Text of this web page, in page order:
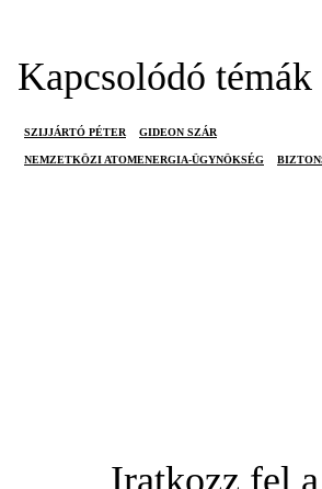
Kapcsolódó témák
SZIJJÁRTÓ PÉTER GIDEON SZÁR
NEMZETKÖZI ATOMENERGIA-ÜGYNÖKSÉG
Iratkozz fel a